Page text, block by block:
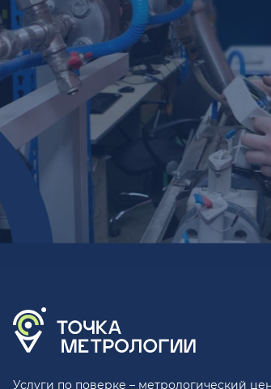
Услуги по поверке – метрологический